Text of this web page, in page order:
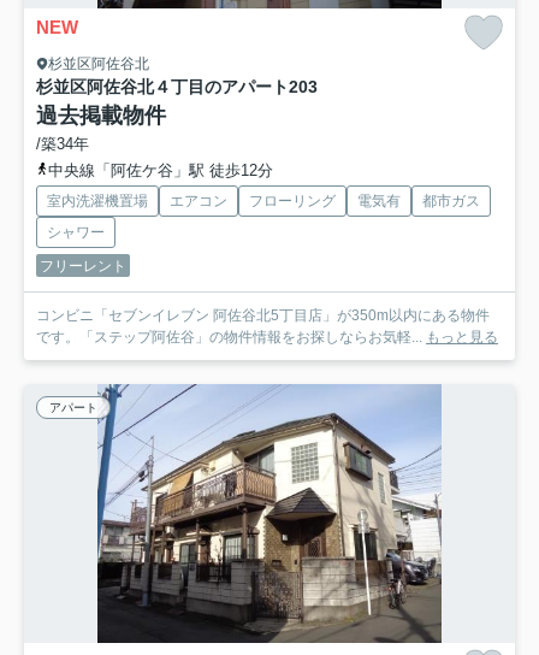
NEW
杉並区阿佐谷北
杉並区阿佐谷北４丁目のアパート203
過去掲載物件
/築34年
中央線「阿佐ケ谷」駅 徒歩12分
室内洗濯機置場 エアコン フローリング 電気有
都市ガス
シャワー
フリーレント
コンビニ「セブンイレブン 阿佐谷北5丁目店」が350m以内にある物件
です。「ステップ阿佐谷」の物件情報をお探しならお気軽... もっと見る
アパート